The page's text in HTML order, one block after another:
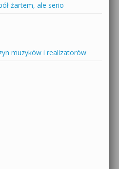
żartem, ale serio
muzyków i realizatorów